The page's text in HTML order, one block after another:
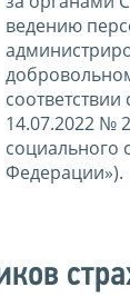
ведению
14.07.2022 №
социального
Федерации»).